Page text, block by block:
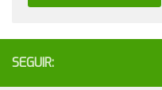
SEGUIR: